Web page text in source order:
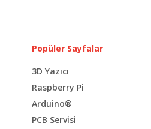
Popüler Sayfalar
3D Yazıcı
Raspberry Pi
Arduino®
PCB Servisi